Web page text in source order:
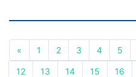
« 1 2 3 4 5
12 13 14 15 16